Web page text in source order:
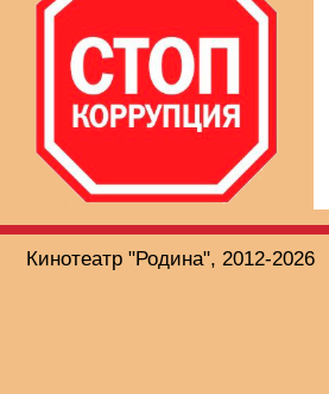
Кинотеатр "Родина", 2012-2026